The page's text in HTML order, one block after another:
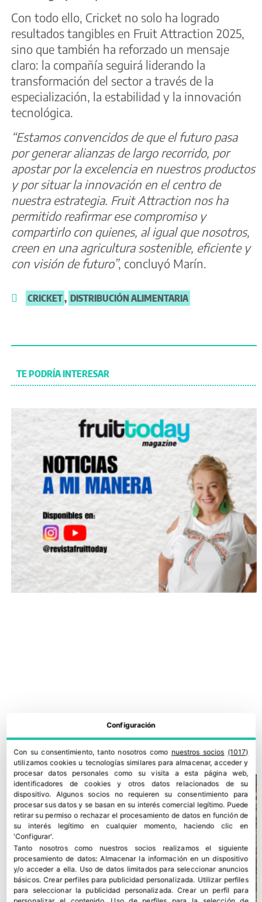
Con todo ello, Cricket no solo ha logrado
resultados tangibles en Fruit Attraction 2025,
sino que también ha reforzado un mensaje
claro: la compañía seguirá liderando la
transformación del sector a través de la
especialización, la estabilidad y la innovación
tecnológica.
“Estamos convencidos de que el futuro pasa
por generar alianzas de largo recorrido, por
apostar por la excelencia en nuestros productos
y por situar la innovación en el centro de
nuestra estrategia. Fruit Attraction nos ha
permitido reafirmar ese compromiso y
compartirlo con quienes, al igual que nosotros,
creen en una agricultura sostenible, eficiente y
con visión de futuro”, concluyó Marín.
CRICKET, DISTRIBUCIÓN ALIMENTARIA
TE PODRÍA INTERESAR
Noticias a mi Manera: incendios y nuevos retos para el campo
31 julio, 2026
Configuración
Con su consentimiento, tanto nosotros como nuestros socios (1017)
utilizamos cookies u tecnologías similares para almacenar, acceder y
procesar datos personales como su visita a esta página web,
identificadores de cookies y otros datos relacionados de su
dispositivo. Algunos socios no requieren su consentimiento para
procesar sus datos y se basan en su interés comercial legítimo. Puede
retirar su permiso o rechazar el procesamiento de datos en función de
su interés legítimo en cualquier momento, haciendo clic en
'Configurar'.
Tanto nosotros como nuestros socios realizamos el siguiente
procesamiento de datos:Almacenar la información en un dispositivo
y/o acceder a ella. Uso de datos limitados para seleccionar anuncios
básicos.Crear perfiles para publicidad personalizada. Utilizar perfiles
para seleccionar la publicidad personalizada.Crear un perfil para